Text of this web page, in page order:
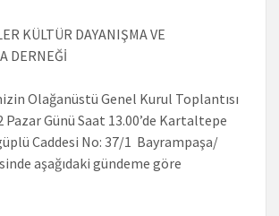
KÜLTÜR DAYANIŞMA VE
DERNEĞİ
Olağanüstü Genel Kurul Toplantısı
Pazar Günü Saat 13.00’de Kartaltepe
Caddesi No: 37/1 Bayrampaşa/
aşağıdaki gündeme göre